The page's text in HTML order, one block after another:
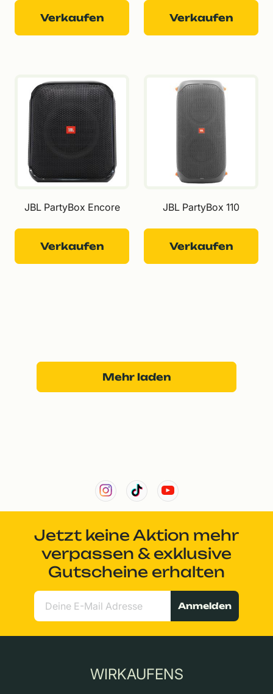
Verkaufen Verkaufen
JBL PartyBox Encore
Verkaufen
JBL PartyBox 110
Verkaufen
Mehr laden
Jetzt keine Aktion mehr
verpassen & exklusive
Gutscheine erhalten
Anmelden
WIRKAUFENS